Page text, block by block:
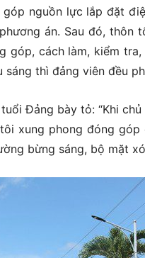
nguồn lực lắp đặt
án. Sau đó, thôn
góp, cách làm, kiểm
thì đảng viên đều
Đảng bày tỏ: “Khi
xung phong đóng
bừng sáng, bộ mặt